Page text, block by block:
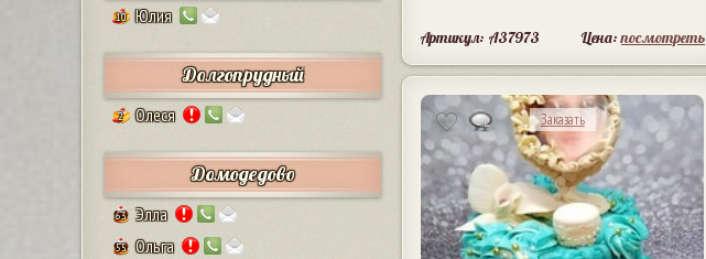
10 Юлия
Долгопрудный
2 Олеся
Домодедово
63 Элла
55 Ольга
Артикул: A37973 Цена:посмотреть
Заказать